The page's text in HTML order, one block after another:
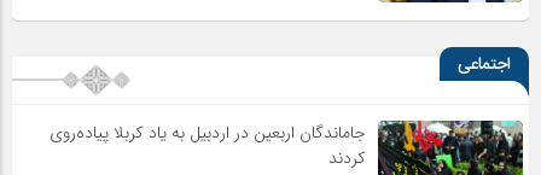
اجتماعی
جاماندگان اربعین در اردبیل به یاد کربلا پیاده‌روی
کردند